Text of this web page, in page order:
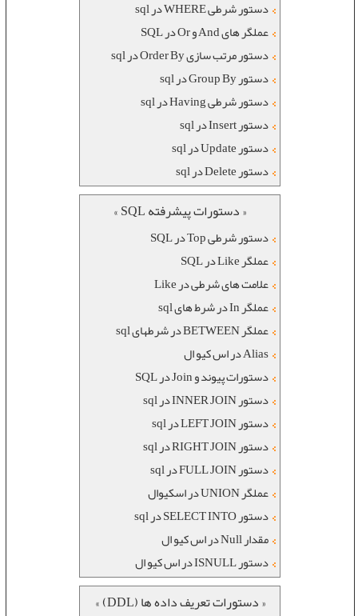
دستور شرطی WHERE در sql
عملگر های And و Or در SQL
دستور مرتب سازی Order By در sql
دستور Group By در sql
دستور شرطی Having در sql
دستور Insert در sql
دستور Update در sql
دستور Delete در sql
« دستورات پیشرفته SQL »
دستور شرطی Top در SQL
عملگر Like در SQL
علامت های شرطی در Like
عملگر In در شرط های sql
عملگر BETWEEN در شرطهای sql
Alias در اس کیو ال
دستورات پیوند و Join در SQL
دستور INNER JOIN در sql
دستور LEFT JOIN در sql
دستور RIGHT JOIN در sql
دستور FULL JOIN در sql
عملگر UNION در اسکیوال
دستور SELECT INTO در sql
مقدار Null در اس کیو ال
دستور ISNULL در اس کیو ال
« دستورات تعریف داده ها (DDL) »